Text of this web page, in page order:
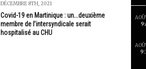
DÉCEMBRE 8TH, 2021
Covid-19 en Martinique : un...deuxième
membre de l’intersyndicale serait
hospitalisé au CHU